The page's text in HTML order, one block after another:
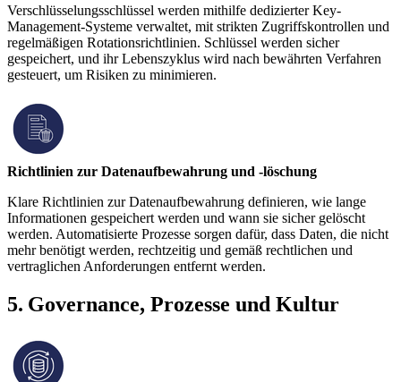
Verschlüsselungsschlüssel werden mithilfe dedizierter Key-
Management-Systeme verwaltet, mit strikten Zugriffskontrollen und
regelmäßigen Rotationsrichtlinien. Schlüssel werden sicher
gespeichert, und ihr Lebenszyklus wird nach bewährten Verfahren
gesteuert, um Risiken zu minimieren.
Richtlinien zur Datenaufbewahrung und -löschung
Klare Richtlinien zur Datenaufbewahrung definieren, wie lange
Informationen gespeichert werden und wann sie sicher gelöscht
werden. Automatisierte Prozesse sorgen dafür, dass Daten, die nicht
mehr benötigt werden, rechtzeitig und gemäß rechtlichen und
vertraglichen Anforderungen entfernt werden.
5. Governance, Prozesse und Kultur